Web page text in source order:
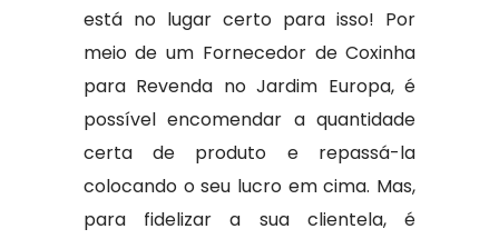
está no lugar certo para isso! Por
meio de um Fornecedor de Coxinha
para Revenda no Jardim Europa, é
possível encomendar a quantidade
certa de produto e repassá-la
colocando o seu lucro em cima. Mas,
para fidelizar a sua clientela, é